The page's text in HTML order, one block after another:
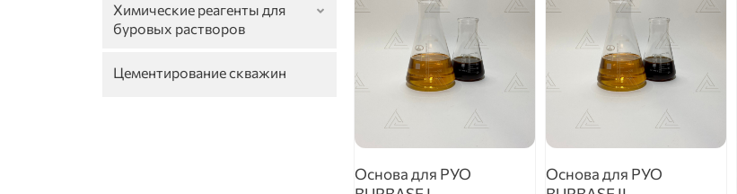
Химические реагенты для
буровых растворов
Цементирование скважин
Основа для РУО
Основа для РУО